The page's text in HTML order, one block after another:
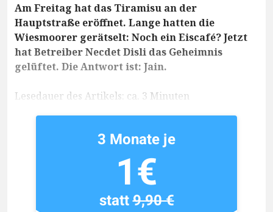
Am Freitag hat das Tiramisu an der
Hauptstraße eröffnet. Lange hatten die
Wiesmoorer gerätselt: Noch ein Eiscafé? Jetzt
hat Betreiber Necdet Disli das Geheimnis
gelüftet. Die Antwort ist: Jain.
Lesedauer des Artikels: ca. 3 Minuten
3 Monate je
1€
statt9,90 €